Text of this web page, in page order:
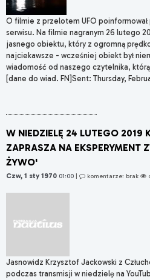
O filmie z przelotem UFO
serwisu. Na filmie nagranym 26 lutego
jasnego obiektu, który z ogromną
najciekawsze - wcześniej obiekt był
wiadomość od naszego czytelnika,
[dane do wiad. FN]Sent: Thursday,
W NIEDZIELĘ 24 LUTEGO 2019
ZAPRASZA NA EKSPERYMENT
ŻYWO'
Czw, 1 sty 1970 01:00 komentarze: brak
Jasnowidz Krzysztof Jackowski z
podczas transmisji w niedzielę na